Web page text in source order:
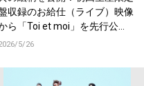
収録のお給仕（ライブ）映像
ら「Toi et moi」を先行公
！5/26